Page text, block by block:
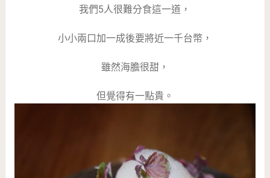
我們5人很難分食這一道，
小小兩口加一成後要將近一千台幣，
雖然海膽很甜，
但覺得有一點貴。